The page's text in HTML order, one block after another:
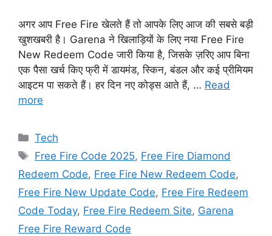
अगर आप Free Fire खेलते हैं तो आपके लिए आज की सबसे बड़ी
खुशखबरी है। Garena ने खिलाड़ियों के लिए नया Free Fire
New Redeem Code जारी किया है, जिसके ज़रिए आप बिना
एक पैसा खर्च किए फ्री में डायमंड, स्किन, बंडल और कई प्रीमियम
आइटम पा सकते हैं। हर दिन नए कोड्स आते हैं, … Read
more
Categories
Tech
Tags
Free Fire Code 2025, Free Fire Diamond
Redeem Code, Free Fire New Redeem Code,
Free Fire New Update Code, Free Fire Redeem
Code Today, Free Fire Redeem Site, Garena
Free Fire Reward Code